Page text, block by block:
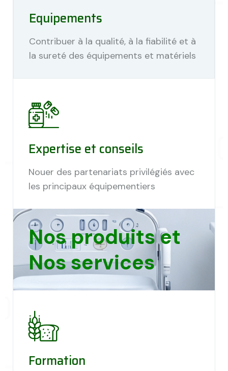
Equipements
Contribuer à la qualité, à la fiabilité et à
la sureté des équipements et matériels
Expertise et conseils
Nouer des partenariats privilégiés avec
les principaux équipementiers
Nos produits et
Nos services
Formation